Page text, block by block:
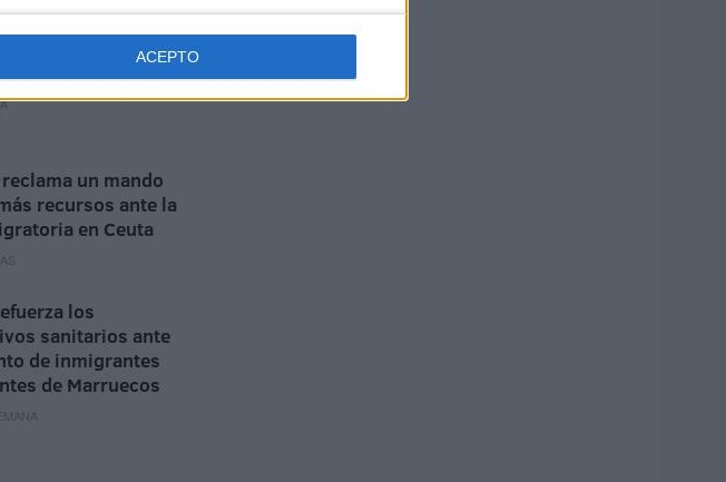
ACEPTO
reclama un mando
recursos ante la
en Ceuta
los
sanitarios ante
de inmigrantes
de Marruecos